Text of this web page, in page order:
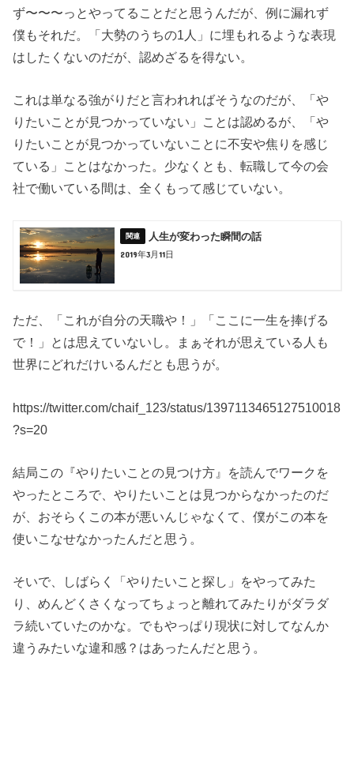
ず〜〜〜っとやってることだと思うんだが、例に漏れず
僕もそれだ。「大勢のうちの1人」に埋もれるような表現
はしたくないのだが、認めざるを得ない。
これは単なる強がりだと言われればそうなのだが、「や
りたいことが見つかっていない」ことは認めるが、「や
りたいことが見つかっていないことに不安や焦りを感じ
ている」ことはなかった。少なくとも、転職して今の会
社で働いている間は、全くもって感じていない。
人生が変わった瞬間の話
2019年3月11日
ただ、「これが自分の天職や！」「ここに一生を捧げる
で！」とは思えていないし。まぁそれが思えている人も
世界にどれだけいるんだとも思うが。
https://twitter.com/chaif_123/status/1397113465127510018
?s=20
結局この『やりたいことの見つけ方』を読んでワークを
やったところで、やりたいことは見つからなかったのだ
が、おそらくこの本が悪いんじゃなくて、僕がこの本を
使いこなせなかったんだと思う。
そいで、しばらく「やりたいこと探し」をやってみた
り、めんどくさくなってちょっと離れてみたりがダラダ
ラ続いていたのかな。でもやっぱり現状に対してなんか
違うみたいな違和感？はあったんだと思う。